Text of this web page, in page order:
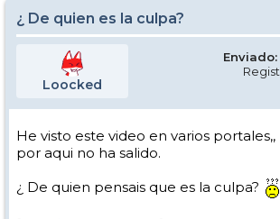
¿ De quien es la culpa?
Loocked
He visto este video en varios
por aqui no ha salido.
¿ De quien pensais que es la culpa?